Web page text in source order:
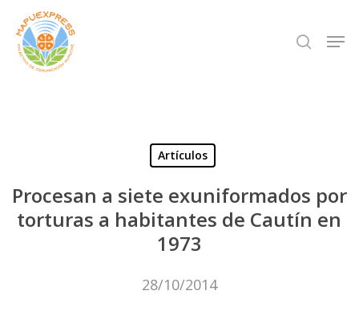
Skip
main
search
Artículos
Procesan a siete exuniformados por
torturas a habitantes de Cautín en
1973
28/10/2014
Close